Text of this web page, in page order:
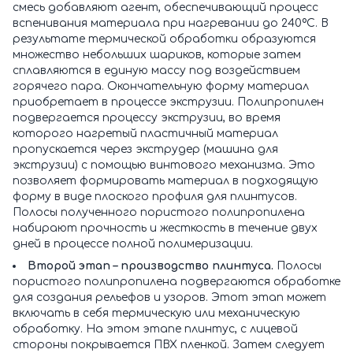
смесь добавляют агент, обеспечивающий процесс
вспенивания материала при нагревании до 240ºС. В
результате термической обработки образуются
множество небольших шариков, которые затем
сплавляются в единую массу под воздействием
горячего пара. Окончательную форму материал
приобретает в процессе экструзии. Полипропилен
подвергается процессу экструзии, во время
которого нагретый пластичный материал
пропускается через экструдер (машина для
экструзии) с помощью винтового механизма. Это
позволяет формировать материал в подходящую
форму в виде плоского профиля для плинтусов.
Полосы полученного пористого полипропилена
набирают прочность и жесткость в течение двух
дней в процессе полной полимеризации.
Второй этап – производство плинтуса. Полосы
пористого полипропилена подвергаются обработке
для создания рельефов и узоров. Этот этап может
включать в себя термическую или механическую
обработку. На этом этапе плинтус, с лицевой
стороны покрывается ПВХ пленкой. Затем следует